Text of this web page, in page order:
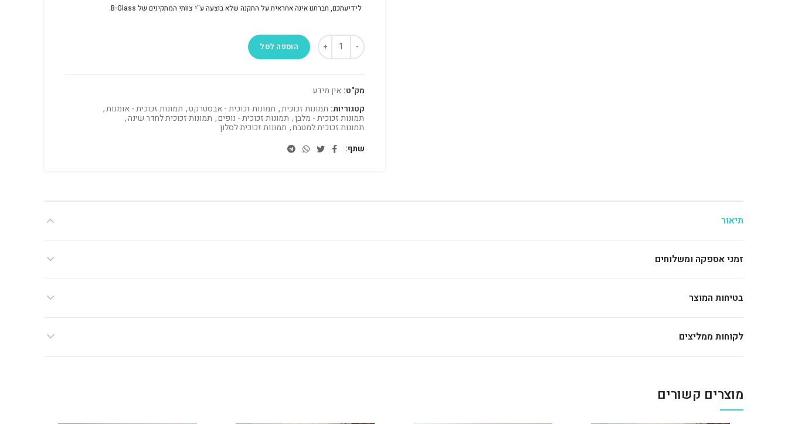
לידיעתכם, חברתנו אינה אחראית על התקנה שלא בוצעה ע"י צוותי המתקינים של B-Glass.
הוספה לסל
מק"ט: אין מידע
קטגוריות: תמונות זכוכית, תמונות זכוכית - אבסטרקט, תמונות זכוכית - אומנות,
תמונות זכוכית - מלבן, תמונות זכוכית - נופים, תמונות זכוכית לחדר שינה,
תמונות זכוכית למטבח, תמונות זכוכית לסלון
שתף
תיאור
זמני אספקה ומשלוחים
בטיחות המוצר
לקוחות ממליצים
מוצרים קשורים